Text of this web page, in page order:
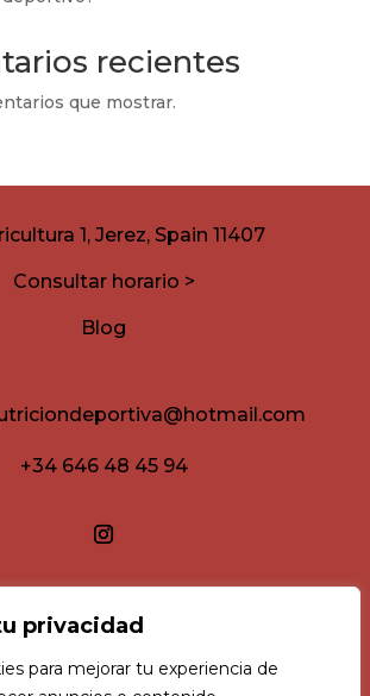
privacidad
para mejorar tu experiencia de
recientes
que mostrar.
1, Jerez, Spain 11407
Consultar horario >
Blog
+34 646 48 45 94